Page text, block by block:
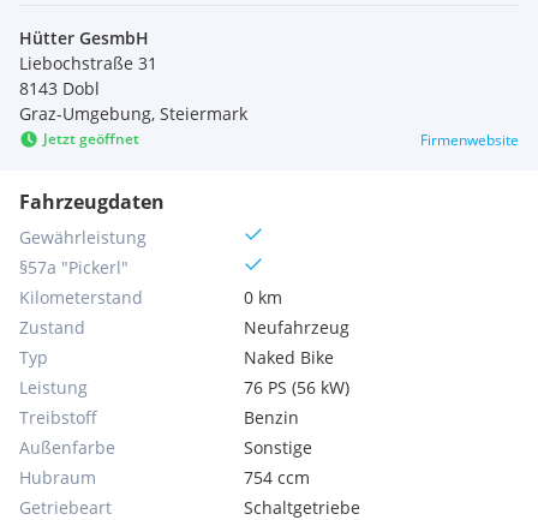
Hütter GesmbH
Liebochstraße 31
8143 Dobl
Graz-Umgebung, Steiermark
Jetzt geöffnet Firmenwebsite
Fahrzeugdaten
Gewährleistung
§57a "Pickerl"
Kilometerstand
0 km
Zustand
Neufahrzeug
Typ
Naked Bike
Leistung
76 PS (56 kW)
Treibstoff
Benzin
Außenfarbe
Sonstige
Hubraum
754 ccm
Getriebeart
Schaltgetriebe